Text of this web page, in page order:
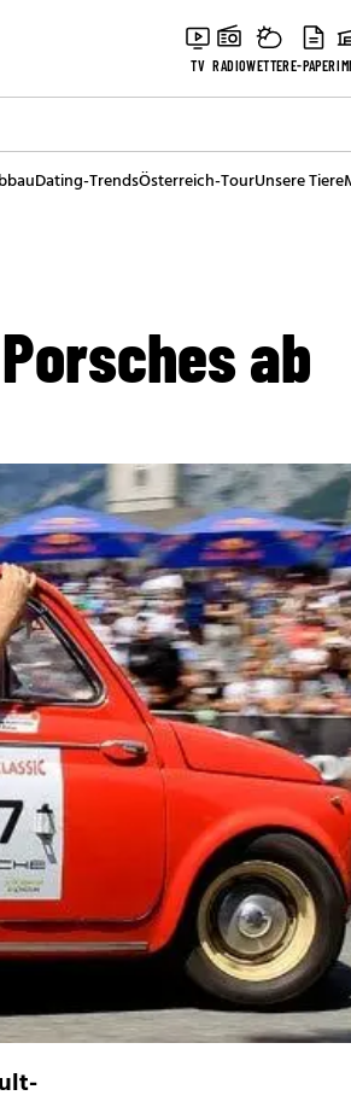
TV RADIOWETTERE-PAPER
Dating-TrendsÖsterreich-TourUnsere Tiere
ab